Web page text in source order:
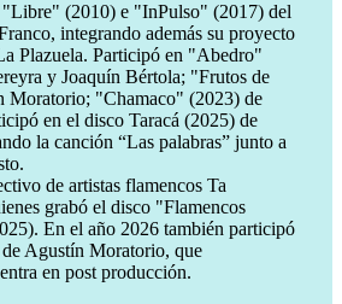
"Libre" (2010) e "InPulso" (2017) del
integrando además su proyecto
Plazuela. Participó en "Abedro"
y Joaquín Bértola; "Frutos de
Moratorio; "Chamaco" (2023) de
en el disco Taracá (2025) de
la canción “Las palabras” junto a
de artistas flamencos Ta
grabó el disco "Flamencos
En el año 2026 también participó
Agustín Moratorio, que
en post producción.